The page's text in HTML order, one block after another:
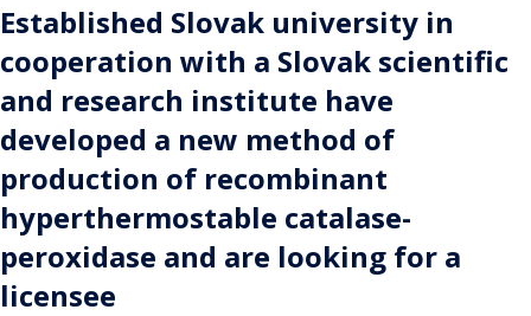
Established Slovak university in
cooperation with a Slovak scientific
and research institute have
developed a new method of
production of recombinant
hyperthermostable catalase-
peroxidase and are looking for a
licensee